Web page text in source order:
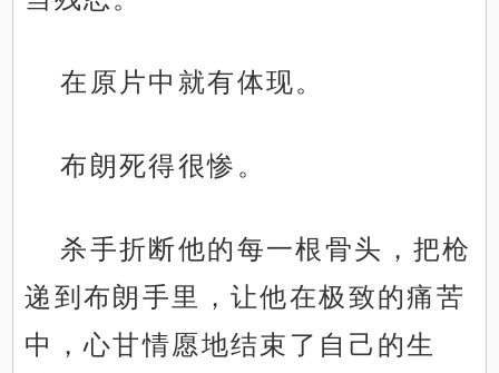
在原片中就有体现。
布朗死得很惨。
杀手折断他的每一根骨头，把枪
递到布朗手里，让他在极致的痛苦
中，心甘情愿地结束了自己的生